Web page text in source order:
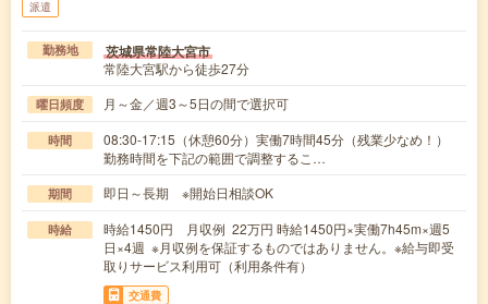
派遣
勤務地 茨城県常陸大宮市
常陸大宮駅から徒歩27分
曜日頻度 月～金／週3～5日の間で選択可
時間
08:30-17:15（休憩60分）実働7時間45分（残業少なめ！）
勤務時間を下記の範囲で調整するこ…
期間 即日～長期 ※開始日相談OK
時給
時給1450円 月収例 22万円 時給1450円×実働7h45m×週5
日×4週 ※月収例を保証するものではありません。※給与即受
取りサービス利用可（利用条件有）
交通費